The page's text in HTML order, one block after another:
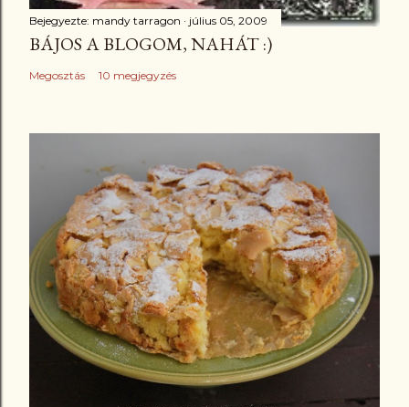
Bejegyezte: mandy tarragon július 05, 2009
BÁJOS A BLOGOM, NAHÁT :)
Megosztás 10 megjegyzés